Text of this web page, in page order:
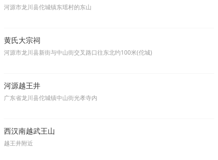
河源市龙川县佗城镇东瑶村的东山
黄氏大宗祠
河源市龙川县新街与中山街交叉路口往东北约100米(佗城)
河源越王井
广东省龙川县佗城镇中山街光孝寺内
西汉南越武王山
越王井附近